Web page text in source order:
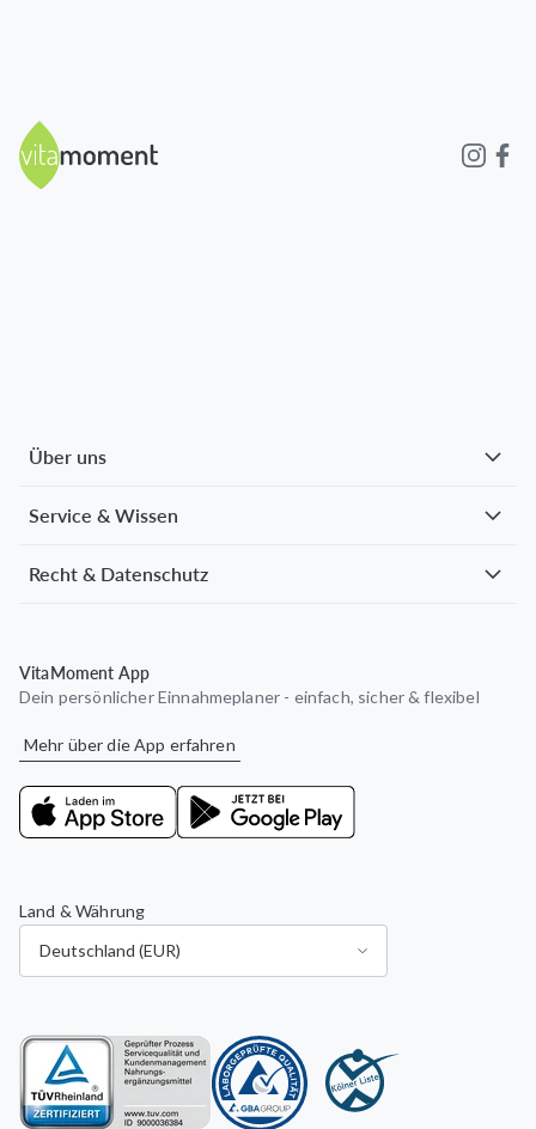
Über uns
Service & Wissen
Recht & Datenschutz
VitaMoment App
Dein persönlicher Einnahmeplaner - einfach, sicher & flexibel
Mehr über die App erfahren
Land & Währung